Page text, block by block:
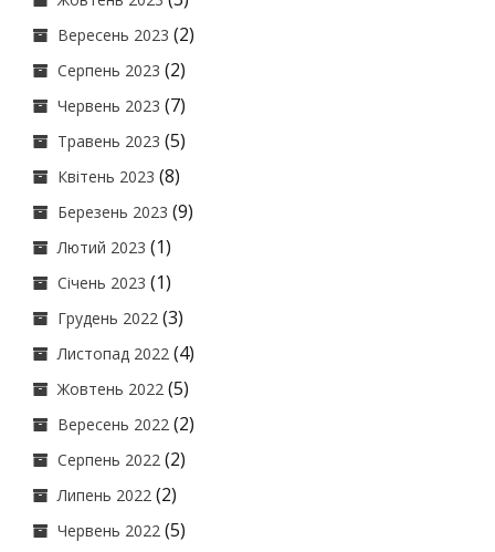
Вересень 2023 (2)
Серпень 2023 (2)
Червень 2023 (7)
Травень 2023 (5)
Квітень 2023 (8)
Березень 2023 (9)
Лютий 2023 (1)
Січень 2023 (1)
Грудень 2022 (3)
Листопад 2022 (4)
Жовтень 2022 (5)
Вересень 2022 (2)
Серпень 2022 (2)
Липень 2022 (2)
Червень 2022 (5)